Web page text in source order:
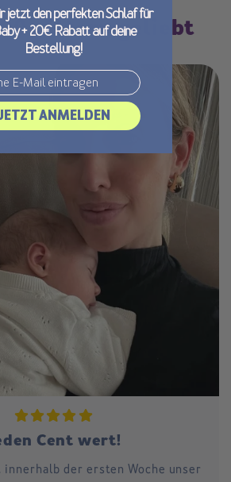
Eltern geliebt
Cent wert!
innerhalb der ersten Woche unser
jetzt den perfekten Schlaf für
+ 20€ Rabatt auf deine
Bestellung!
ANMELDEN